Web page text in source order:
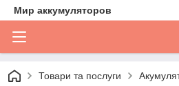
Мир аккумуляторов
Товари та послуги